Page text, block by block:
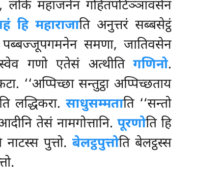
लोके महाजनेनगहितपटिञ्ञावसेन
हि महाराजाति अनुत्तरं सब्बसेट्ठं
पब्बज्जूपगमनेनसमणा, जातिवसेन
गणो एतेसं अत्थीतिगणिनो.
‘‘अप्पिच्छा सन्तुट्ठा अप्पिच्छताय
लद्धिकरा.साधुसम्मताति ‘‘सन्तो
तेसं नामगोत्तानि.पूरणोति हि
नाटस्स पुत्तो.बेलट्ठपुत्तोति बेलट्ठस्स